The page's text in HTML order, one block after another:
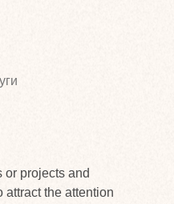
or projects and
attract the attention